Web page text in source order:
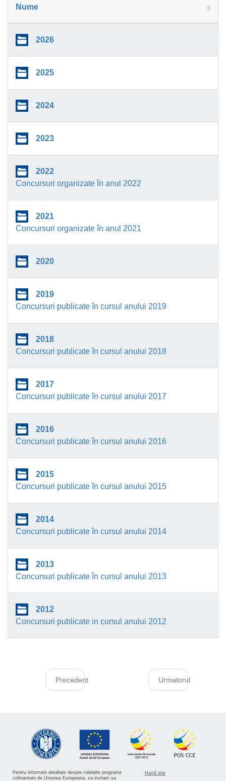
Nume
2026
2025
2024
2023
2022
Concursuri organizate în anul 2022
2021
Concursuri organizate în anul 2021
2020
2019
Concursuri publicate în cursul anului 2019
2018
Concursuri publicate în cursul anului 2018
2017
Concursuri publicate în cursul anului 2017
2016
Concursuri publicate în cursul anului 2016
2015
Concursuri publicate în cursul anului 2015
2014
Concursuri publicate în cursul anului 2014
2013
Concursuri publicate în cursul anului 2013
2012
Concursuri publicate in cursul anului 2012
Precedent Urmatorul
Pentru informatii detaliate despre celelalte programe
cofinantate de Uniunea Europeana, va invitam sa
Hartă site